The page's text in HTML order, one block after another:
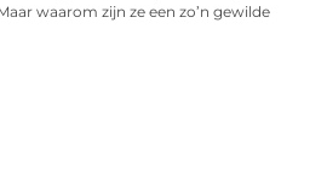
waarom zijn ze een zo’n gewilde